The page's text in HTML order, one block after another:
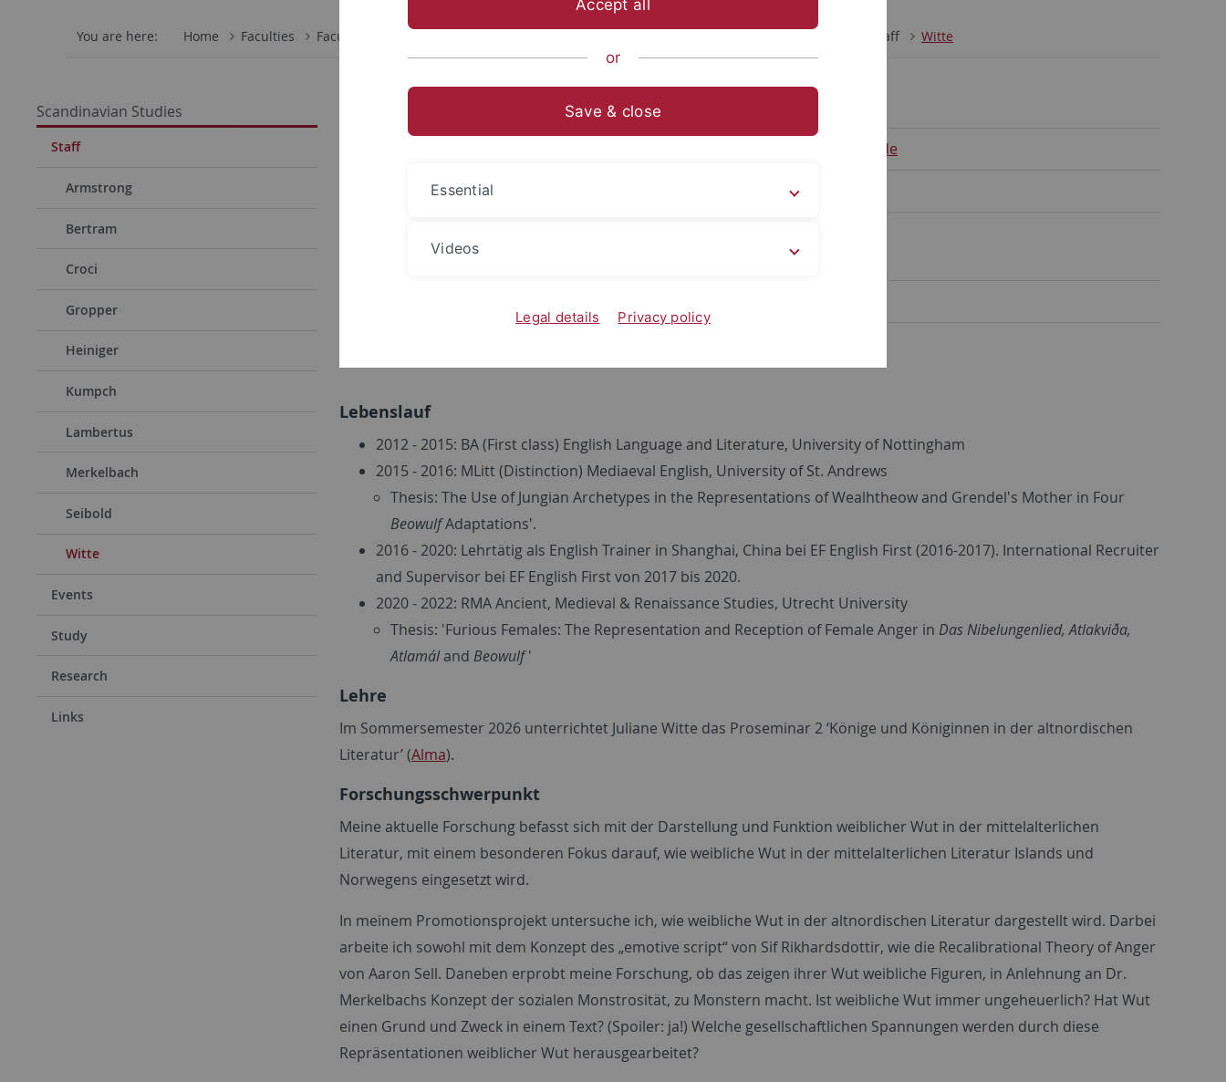
You are here: Home Faculties Faculty of Humanities Staff Witte
Scandinavian Studies
Staff
Armstrong
Bertram
Croci
Gropper
Heiniger
Kumpch
Lambertus
Merkelbach
Seibold
Witte
Events
Study
Research
Links
Juliane Witte, M.A.
@uni-tuebingen.de
Mittwoch, 10 - 12 Uhr
Lebenslauf
2012 - 2015: BA (First class) English Language and Literature, University of Nottingham
2015 - 2016: MLitt (Distinction) Mediaeval English, University of St. Andrews
Thesis: The Use of Jungian Archetypes in the Representations of Wealhtheow and Grendel's Mother in Four
BeowulfAdaptations'.
2016 - 2020: Lehrtätig als English Trainer in Shanghai, China bei EF English First (2016-2017). International Recruiter
and Supervisor bei EF English First von 2017 bis 2020.
2020 - 2022: RMA Ancient, Medieval & Renaissance Studies, Utrecht University
Thesis: 'Furious Females: The Representation and Reception of Female Anger in Das Nibelungenlied, Atlakviða,
Atlamáland Beowulf'
Lehre
Im Sommersemester 2026 unterrichtet Juliane Witte das Proseminar 2 ‘Könige und Königinnen in der altnordischen
Literatur’ (Alma).
Forschungsschwerpunkt
Meine aktuelle Forschung befasst sich mit der Darstellung und Funktion weiblicher Wut in der mittelalterlichen
Literatur, mit einem besonderen Fokus darauf, wie weibliche Wut in der mittelalterlichen Literatur Islands und
Norwegens eingesetzt wird.
In meinem Promotionsprojekt untersuche ich, wie weibliche Wut in der altnordischen Literatur dargestellt wird. Darbei
arbeite ich sowohl mit dem Konzept des „emotive script“ von Sif Rikhardsdottir, wie die Recalibrational Theory of Anger
von Aaron Sell. Daneben erprobt meine Forschung, ob das zeigen ihrer Wut weibliche Figuren, in Anlehnung an Dr.
Merkelbachs Konzept der sozialen Monstrosität, zu Monstern macht. Ist weibliche Wut immer ungeheuerlich? Hat Wut
einen Grund und Zweck in einem Text? (Spoiler: ja!) Welche gesellschaftlichen Spannungen werden durch diese
Repräsentationen weiblicher Wut herausgearbeitet?
Accept all
or
Save & close
Essential
Videos
Legal details Privacy policy